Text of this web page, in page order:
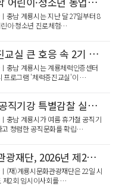
의 재분배 실현”… 문진…
긴다”… 이재관 의원,…
새긴다”… 독립기념관…
장 밀착 DAY'
다"… 온양3동 주…
충남 계룡시는 지난 달 27일부터 8
이·청소년 진로체험…
계룡시, 체력증진교실 큰 호응 속 2기 확대 운영
충남 계룡시는 계룡체력인증센터
프로그램 '체력증진교실'이 …
계룡시, 휴가철 공직기강 특별감찰 실시…“청렴행정 흔들림 없다”
충남 계룡시가 여름 휴가철 공직기
고 청렴한 공직문화를 확립…
(재)계룡시문화관광재단, 2026년 제2회 임시이사회 개최
(재)계룡시문화관광재단은 22일 시
제2회 임시이사회를 …